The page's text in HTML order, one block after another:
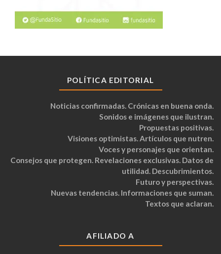
POLÍTICA EDITORIAL
Noticias confirmadas. Crónicas en buena onda.
Sonidos e imágenes que ilustran.
Propuestas positivas.
Visiones optimistas. Artículos que nutren.
Voces y personajes que orientan.
Consejos que protegen. Revelaciones exclusivas. Datos de
utilidad. Descubrimientos.
Futuro y perspectivas.
Nuevas tendencias. Informaciones que suman.
Textos que aclaran.
AFILIADO A